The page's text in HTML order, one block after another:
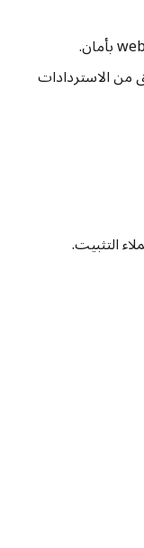
من الاستردادات
التثبيت.